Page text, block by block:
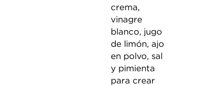
crema,
vinagre
blanco, jugo
de limón, ajo
en polvo, sal
y pimienta
para crear